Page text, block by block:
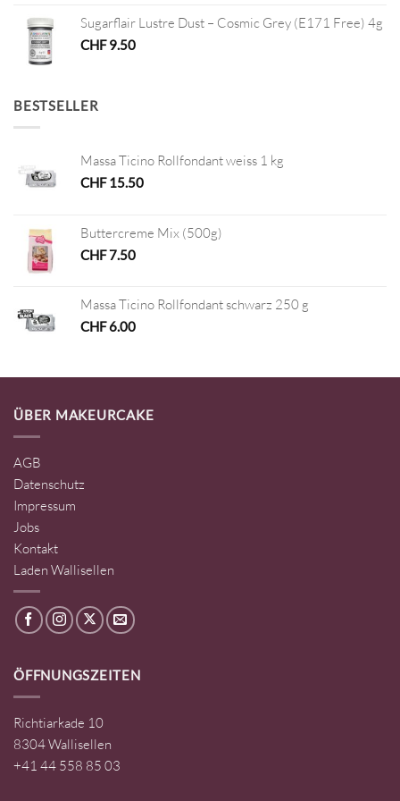
Sugarflair Lustre Dust – Cosmic Grey (E171 Free) 4g
CHF9.50
BESTSELLER
Massa Ticino Rollfondant weiss 1 kg
CHF15.50
Buttercreme Mix (500g)
CHF7.50
Massa Ticino Rollfondant schwarz 250 g
CHF6.00
ÜBER MAKEURCAKE
AGB
Datenschutz
Impressum
Jobs
Kontakt
Laden Wallisellen
ÖFFNUNGSZEITEN
Richtiarkade 10
8304 Wallisellen
+41 44 558 85 03